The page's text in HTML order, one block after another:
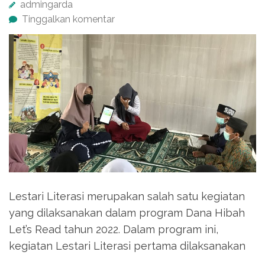
admingarda
Tinggalkan komentar
Lestari Literasi merupakan salah satu kegiatan
yang dilaksanakan dalam program Dana Hibah
Let’s Read tahun 2022. Dalam program ini,
kegiatan Lestari Literasi pertama dilaksanakan